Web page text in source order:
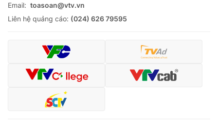
Email: toasoan@vtv.vn
Liên hệ quảng cáo: (024) 626 79595